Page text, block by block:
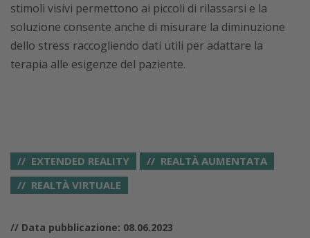
stimoli visivi permettono ai piccoli di rilassarsi e la
soluzione consente anche di misurare la diminuzione
dello stress raccogliendo dati utili per adattare la
terapia alle esigenze del paziente.
EXTENDED REALITY
REALTÀ AUMENTATA
REALTÀ VIRTUALE
// Data pubblicazione: 08.06.2023